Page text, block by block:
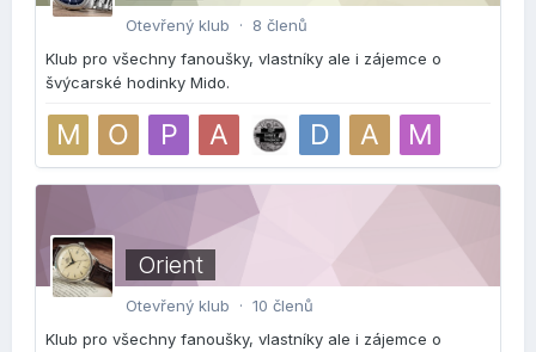
Otevřený klub · 8 členů
Klub pro všechny fanoušky, vlastníky ale i zájemce o
švýcarské hodinky Mido.
Orient
Otevřený klub · 10 členů
Klub pro všechny fanoušky, vlastníky ale i zájemce o